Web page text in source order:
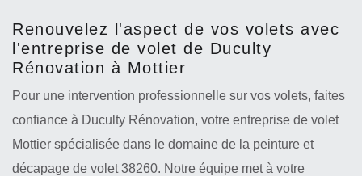
Renouvelez l'aspect de vos volets avec
l'entreprise de volet de Duculty
Rénovation à Mottier
Pour une intervention professionnelle sur vos volets, faites
confiance à Duculty Rénovation, votre entreprise de volet
Mottier spécialisée dans le domaine de la peinture et
décapage de volet 38260. Notre équipe met à votre